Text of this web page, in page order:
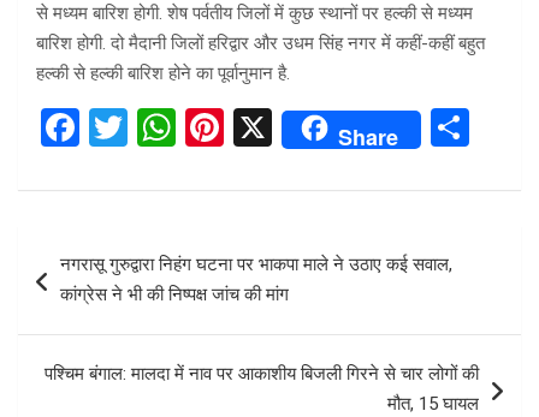
से मध्यम बारिश होगी. शेष पर्वतीय जिलों में कुछ स्थानों पर हल्की से मध्यम
बारिश होगी. दो मैदानी जिलों हरिद्वार और उधम सिंह नगर में कहीं-कहीं बहुत
हल्की से हल्की बारिश होने का पूर्वानुमान है.
F
ce
o
o
k
T
tt
W
at
s
A
p
Pi
er
t
X Share
ar
navigation
नगरासू गुरुद्वारा निहंग घटना पर भाकपा माले ने उठाए कई सवाल,
कांग्रेस ने भी की निष्पक्ष जांच की मांग
पश्चिम बंगाल: मालदा में नाव पर आकाशीय बिजली गिरने से चार लोगों की
मौत, 15 घायल